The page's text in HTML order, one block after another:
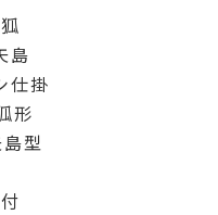
島
仕掛
形
型